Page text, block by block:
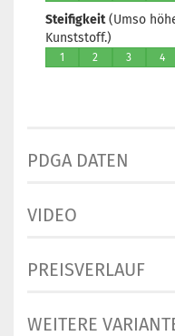
Steifigkeit(Umso
Kunststoff.)
1 2 3 4
PDGA DATEN
VIDEO
PREISVERLAUF
WEITERE